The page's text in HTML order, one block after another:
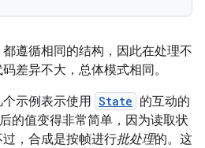
都遵循相同的结构，因此在处理不
差异不大，总体模式相同。
示例表示使用 State 的互动的
的值变得非常简单，因为读取状
，合成是按帧进行批处理的。这